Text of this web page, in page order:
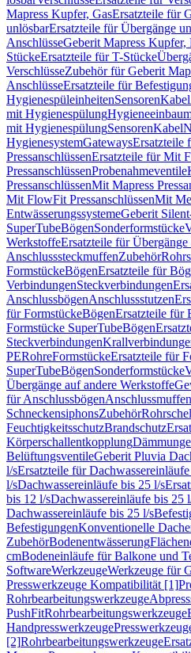
Mapress Kupfer, GasErsatzteile für
unlösbarErsatzteile für Übergänge
AnschlüsseGeberit Mapress
StückeErsatzteile für T-Stücke
VerschlüsseZubehör für Geberit
AnschlüsseErsatzteile für
HygienespüleinheitenSensorenKabel
mit Hygienespülung
mit HygienespülungSensorenKabel
HygienesystemGatewaysErsatzteile
PressanschlüssenErsatzteile für Mit
PressanschlüssenProbenahmeventile
PressanschlüssenMit Mapress
Mit FlowFit PressanschlüssenMit
EntwässerungssystemeGeberit
SuperTubeBögenSonderformstücke
WerkstoffeErsatzteile für
AnschlusssteckmuffenZubehör
FormstückeBögenErsatzteile für
VerbindungenSteckverbindungen
AnschlussbögenAnschlussstutzen
für FormstückeBögenErsatzteile für
Formstücke SuperTubeBögen
Steckverbindungen
PERohreFormstückeErsatzteile für
SuperTubeBögenSonderformstücke
Übergänge auf andere Werkstoffe
für AnschlussbögenAnschlussmuffen
SchneckensiphonsZubehör
FeuchtigkeitsschutzBrandschutz
Körperschallentkopplung
BelüftungsventileGeberit Pluvia
l/sErsatzteile für
l/sDachwassereinläufe bis 25 l/s
bis 12 l/sDachwassereinläufe bis 25
Dachwassereinläufe bis 25 l/s
BefestigungenKonventionelle
ZubehörBodenentwässerung
cmBodeneinläufe für Balkone und
SoftwareWerkzeugeWerkzeuge für
Presswerkzeuge Kompatibilität [1]
Rohrbearbeitungswerkzeuge
PushFitRohrbearbeitungswerkzeuge
Handpresswerkzeuge
[2]Rohrbearbeitungswerkzeuge